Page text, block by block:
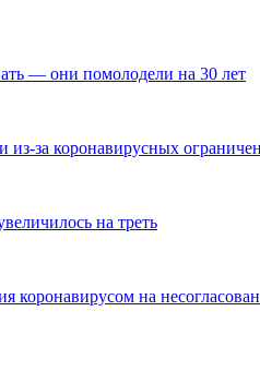
— они помолодели на 30 лет
из-за коронавирусных
на треть
коронавирусом на